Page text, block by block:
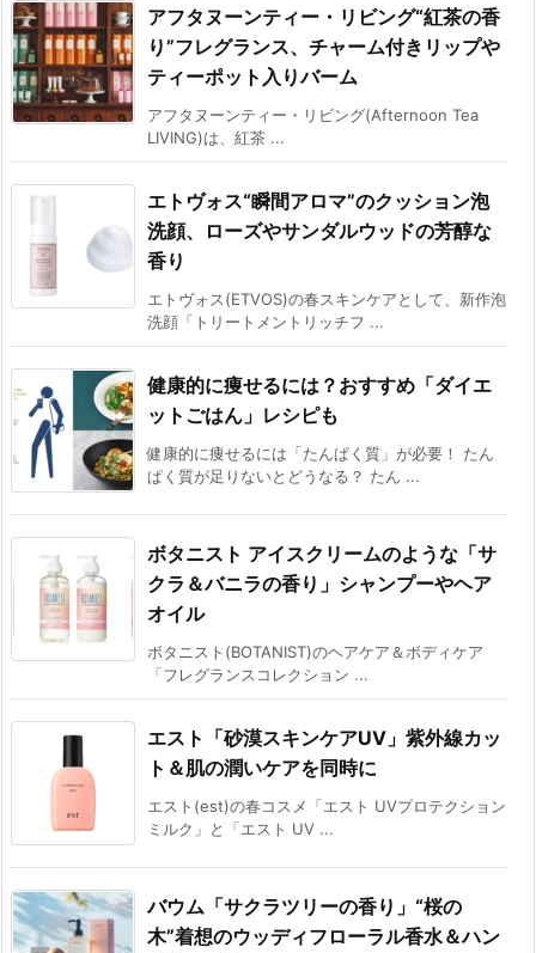
アフタヌーンティー・リビング“紅茶の香
り”フレグランス、チャーム付きリップや
ティーポット入りバーム
アフタヌーンティー・リビング(Afternoon Tea
LIVING)は、紅茶 ...
エトヴォス“瞬間アロマ”のクッション泡
洗顔、ローズやサンダルウッドの芳醇な
香り
エトヴォス(ETVOS)の春スキンケアとして、新作泡
洗顔「トリートメントリッチフ ...
健康的に痩せるには？おすすめ「ダイエ
ットごはん」レシピも
健康的に痩せるには「たんぱく質」が必要！ たん
ぱく質が足りないとどうなる？ たん ...
ボタニスト アイスクリームのような「サ
クラ＆バニラの香り」シャンプーやヘア
オイル
ボタニスト(BOTANIST)のヘアケア＆ボディケア
「フレグランスコレクション ...
エスト「砂漠スキンケアUV」紫外線カッ
ト＆肌の潤いケアを同時に
エスト(est)の春コスメ「エスト UVプロテクション
ミルク」と「エスト UV ...
バウム「サクラツリーの香り」“桜の
木”着想のウッディフローラル香水＆ハン